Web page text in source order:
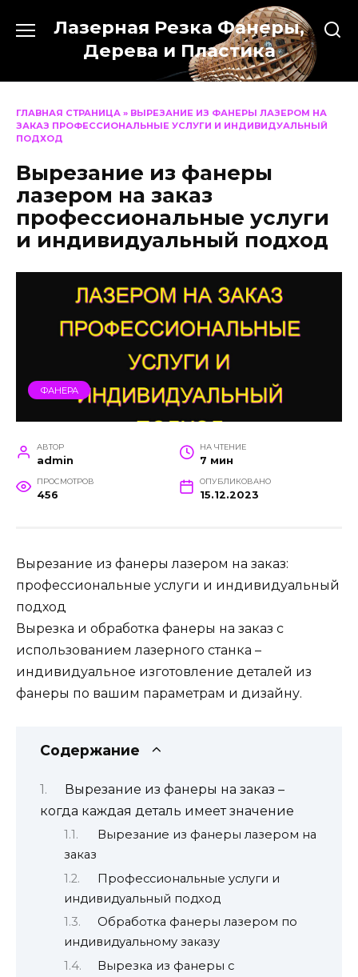
содержанию
Лазерная Резка Фанеры,
Дерева и Пластика
ГЛАВНАЯ СТРАНИЦА » ВЫРЕЗАНИЕ ИЗ ФАНЕРЫ ЛАЗЕРОМ НА
ЗАКАЗ ПРОФЕССИОНАЛЬНЫЕ УСЛУГИ И ИНДИВИДУАЛЬНЫЙ
ПОДХОД
Вырезание из фанеры
лазером на заказ
профессиональные услуги
и индивидуальный подход
ФАНЕРА
АВТОР
admin
НА ЧТЕНИЕ
7 мин
ПРОСМОТРОВ
456
ОПУБЛИКОВАНО
15.12.2023
Вырезание из фанеры лазером на заказ:
профессиональные услуги и индивидуальный
подход
Вырезка и обработка фанеры на заказ с
использованием лазерного станка –
индивидуальное изготовление деталей из
фанеры по вашим параметрам и дизайну.
Содержание
Вырезание из фанеры на заказ –
когда каждая деталь имеет значение
Вырезание из фанеры лазером на
заказ
Профессиональные услуги и
индивидуальный подход
Обработка фанеры лазером по
индивидуальному заказу
Вырезка из фанеры с